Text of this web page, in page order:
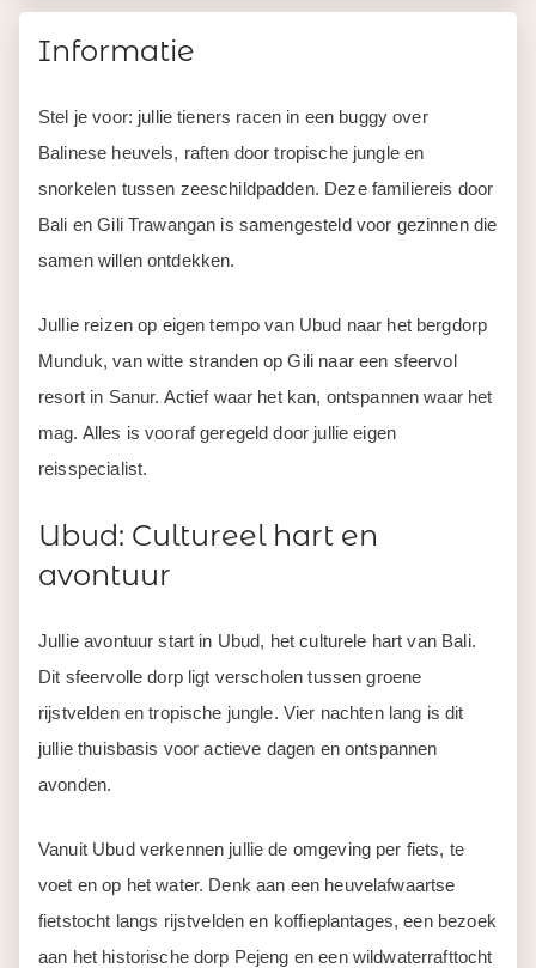
Informatie
Stel je voor: jullie tieners racen in een buggy over
Balinese heuvels, raften door tropische jungle en
snorkelen tussen zeeschildpadden. Deze familiereis door
Bali en Gili Trawangan is samengesteld voor gezinnen die
samen willen ontdekken.
Jullie reizen op eigen tempo van Ubud naar het bergdorp
Munduk, van witte stranden op Gili naar een sfeervol
resort in Sanur. Actief waar het kan, ontspannen waar het
mag. Alles is vooraf geregeld door jullie eigen
reisspecialist.
Ubud: Cultureel hart en
avontuur
Jullie avontuur start in Ubud, het culturele hart van Bali.
Dit sfeervolle dorp ligt verscholen tussen groene
rijstvelden en tropische jungle. Vier nachten lang is dit
jullie thuisbasis voor actieve dagen en ontspannen
avonden.
Vanuit Ubud verkennen jullie de omgeving per fiets, te
voet en op het water. Denk aan een heuvelafwaartse
fietstocht langs rijstvelden en koffieplantages, een bezoek
aan het historische dorp Pejeng en een wildwaterrafttocht